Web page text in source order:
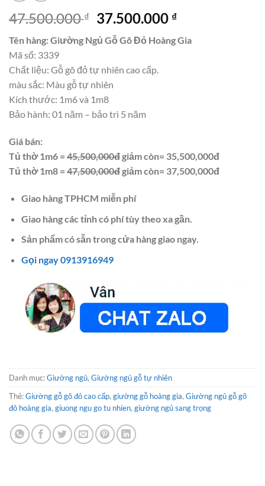
47.500.000₫
Giá
gốc
là:
37.500.000 ₫Giá
tại
Tên hàng: Giường Ngủ Gỗ Gõ Đỏ Hoàng Gia
Mã số: 3339
Chất liệu: Gỗ gõ đỏ tự nhiên cao cấp.
màu sắc: Màu gỗ tự nhiên
Kích thước: 1m6 và 1m8
Bảo hành: 01 năm – bảo trì 5 năm
Giá bán:
Tủ thờ 1m6 =45,500,000đgiảm còn= 35,500,000đ
Tủ thờ 1m8 =47,500,000đgiảm còn= 37,500,000đ
Giao hàng TPHCM miễn phí
Giao hàng các tỉnh có phí tùy theo xa gần.
Sản phẩm có sẵn trong cửa hàng giao ngay.
Gọi ngay 0913916949
Danh mục:Giường ngủ, Giường ngủ gỗ tự nhiên
Thẻ:Giường gỗ gõ đỏ cao cấp, giường gỗ hoàng gia, Giường ngủ gỗ gõ
đỏ hoàng gia, giuong ngu go tu nhien, giường ngủ sang trọng